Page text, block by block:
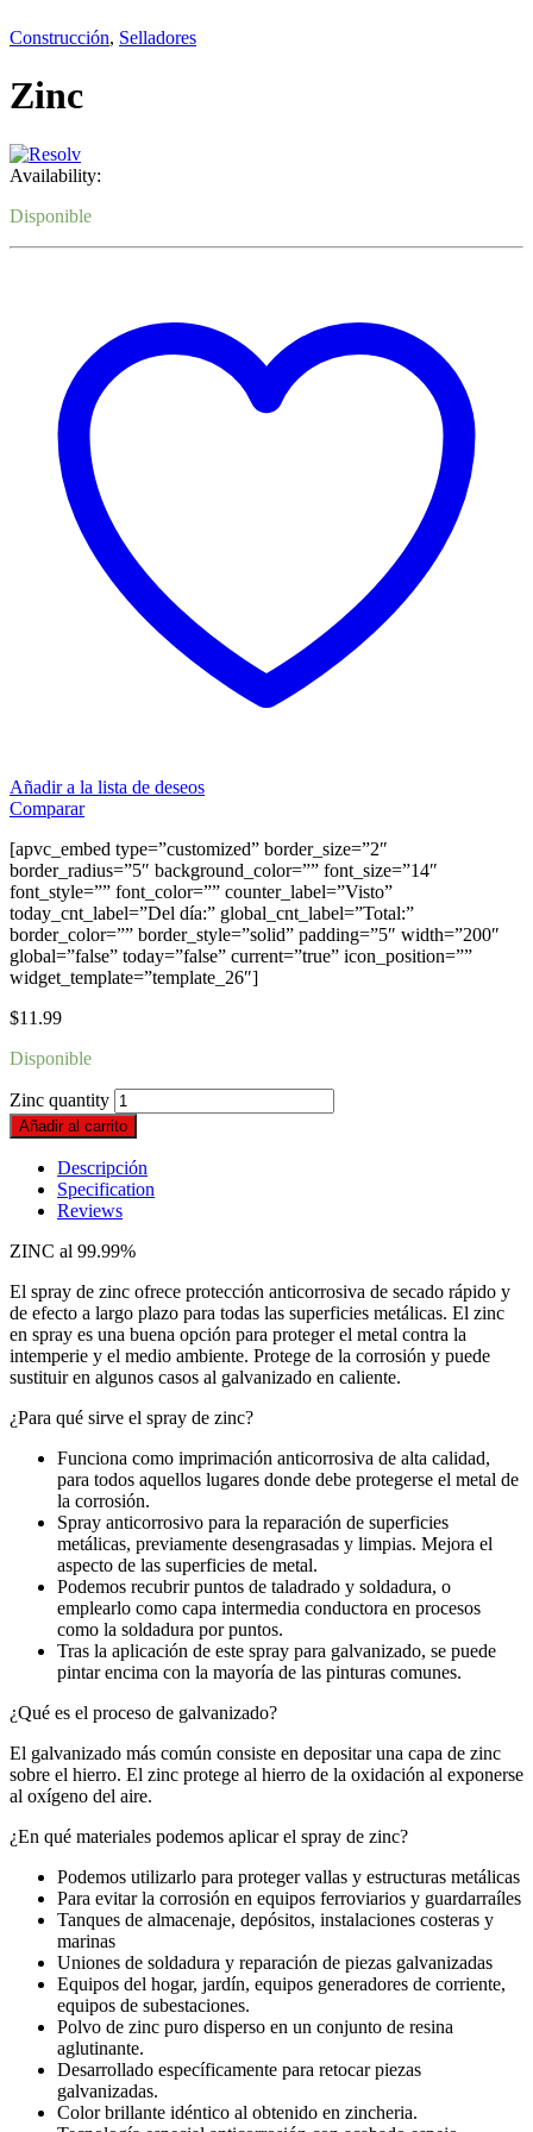
Construcción, Selladores
Zinc
Availability:
Disponible
Añadir a la lista de deseos
Comparar
[apvc_embed type=”customized” border_size=”2″
border_radius=”5″ background_color=”” font_size=”14″
font_style=”” font_color=”” counter_label=”Visto”
today_cnt_label=”Del día:” global_cnt_label=”Total:”
border_color=”” border_style=”solid” padding=”5″ width=”200″
global=”false” today=”false” current=”true” icon_position=””
widget_template=”template_26″]
$11.99
Disponible
Zinc quantity
Añadir al carrito
Descripción
Specification
Reviews
ZINC al 99.99%
El spray de zinc ofrece protección anticorrosiva de secado rápido y
de efecto a largo plazo para todas las superficies metálicas. El zinc
en spray es una buena opción para proteger el metal contra la
intemperie y el medio ambiente. Protege de la corrosión y puede
sustituir en algunos casos al galvanizado en caliente.
¿Para qué sirve el spray de zinc?
Funciona como imprimación anticorrosiva de alta calidad,
para todos aquellos lugares donde debe protegerse el metal de
la corrosión.
Spray anticorrosivo para la reparación de superficies
metálicas, previamente desengrasadas y limpias. Mejora el
aspecto de las superficies de metal.
Podemos recubrir puntos de taladrado y soldadura, o
emplearlo como capa intermedia conductora en procesos
como la soldadura por puntos.
Tras la aplicación de este spray para galvanizado, se puede
pintar encima con la mayoría de las pinturas comunes.
¿Qué es el proceso de galvanizado?
El galvanizado más común consiste en depositar una capa de zinc
sobre el hierro. El zinc protege al hierro de la oxidación al exponerse
al oxígeno del aire.
¿En qué materiales podemos aplicar el spray de zinc?
Podemos utilizarlo para proteger vallas y estructuras metálicas
Para evitar la corrosión en equipos ferroviarios y guardarraíles
Tanques de almacenaje, depósitos, instalaciones costeras y
marinas
Uniones de soldadura y reparación de piezas galvanizadas
Equipos del hogar, jardín, equipos generadores de corriente,
equipos de subestaciones.
Polvo de zinc puro disperso en un conjunto de resina
aglutinante.
Desarrollado específicamente para retocar piezas
galvanizadas.
Color brillante idéntico al obtenido en zincheria.